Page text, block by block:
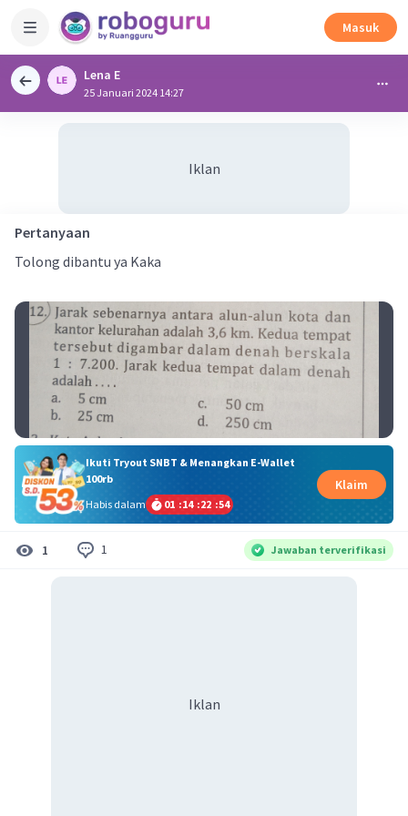
Masuk
Lena E
25 Januari 2024 14:27
Iklan
Pertanyaan
Tolong dibantu ya Kaka
Ikuti Tryout SNBT & Menangkan E-Wallet
100rb
Habis dalam
01 :14 :22 :54
Klaim
1 1 Jawaban terverifikasi
Iklan